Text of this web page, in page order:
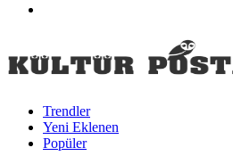
Trendler
Yeni Eklenen
Popüler